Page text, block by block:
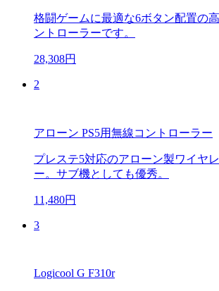
格闘ゲームに最適な6ボタン配置の
ントローラーです。
28,308円
2
アローン PS5用無線コントローラー
プレステ5対応のアローン製ワイヤ
ー。サブ機としても優秀。
11,480円
3
Logicool G F310r